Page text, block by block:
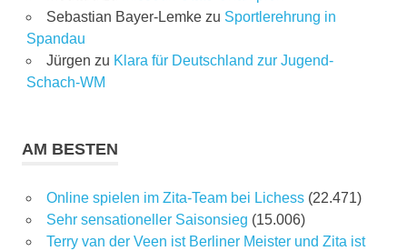
Sebastian Bayer-Lemkezu Sportlerehrung in
Spandau
Jürgen zu Klara für Deutschland zur Jugend-
Schach-WM
AM BESTEN
Online spielen im Zita-Team bei Lichess (22.471)
Sehr sensationeller Saisonsieg (15.006)
Terry van der Veen ist Berliner Meister und Zita ist